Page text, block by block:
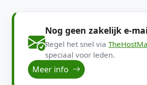
Nog geen zakelijk e-
Regel het snel via
speciaal voor leden.
Meer info